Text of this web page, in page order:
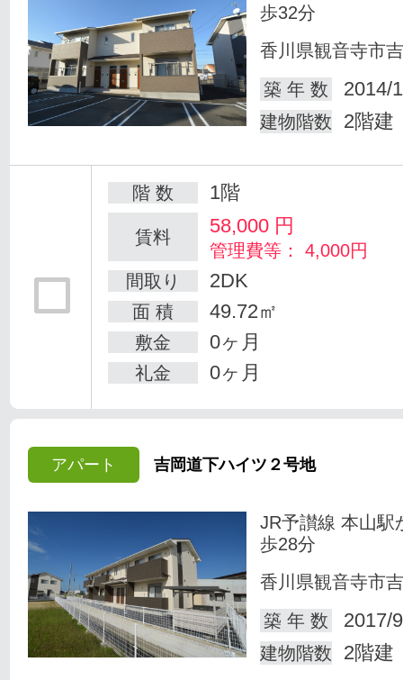
歩32分
香川県観音寺市
築 年 数
2014/
建物階数 2階建
階 数 1階
賃料 58,000 円
管理費等： 4,000円
間取り
2DK
面 積 49.72㎡
敷金 0ヶ月
礼金 0ヶ月
アパート 吉岡道下ハイツ２号地
JR予讃線 本山駅
歩28分
香川県観音寺市
築 年 数
2017/
建物階数 2階建